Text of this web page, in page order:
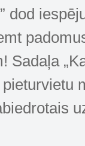
dod
Sadaļa